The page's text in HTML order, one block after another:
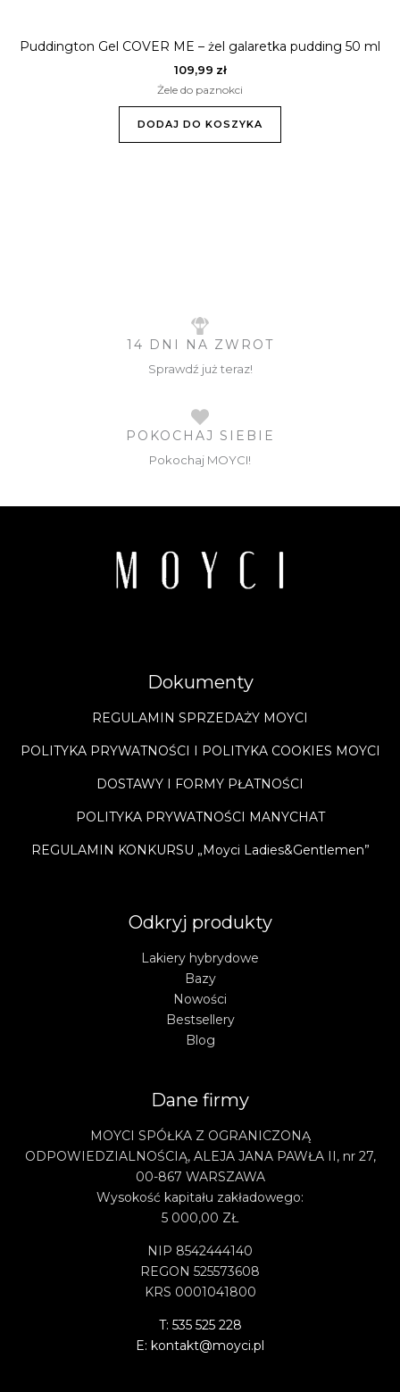
Puddington Gel COVER ME – żel galaretka pudding 50 ml
109,99 zł
Żele do paznokci
DODAJ DO KOSZYKA
14 DNI NA ZWROT
Sprawdź już teraz!
POKOCHAJ SIEBIE
Pokochaj MOYCI!
Dokumenty
REGULAMIN SPRZEDAŻY MOYCI
POLITYKA PRYWATNOŚCI I POLITYKA COOKIES MOYCI
DOSTAWY I FORMY PŁATNOŚCI
POLITYKA PRYWATNOŚCI MANYCHAT
REGULAMIN KONKURSU „Moyci Ladies&Gentlemen”
Odkryj produkty
Lakiery hybrydowe
Bazy
Nowości
Bestsellery
Blog
Dane firmy
MOYCI SPÓŁKA Z OGRANICZONĄ
ODPOWIEDZIALNOŚCIĄ, ALEJA JANA PAWŁA II, nr 27,
00-867 WARSZAWA
Wysokość kapitału zakładowego:
5 000,00 ZŁ
NIP 8542444140
REGON 525573608
KRS 0001041800
T: 535 525 228
E: kontakt@moyci.pl